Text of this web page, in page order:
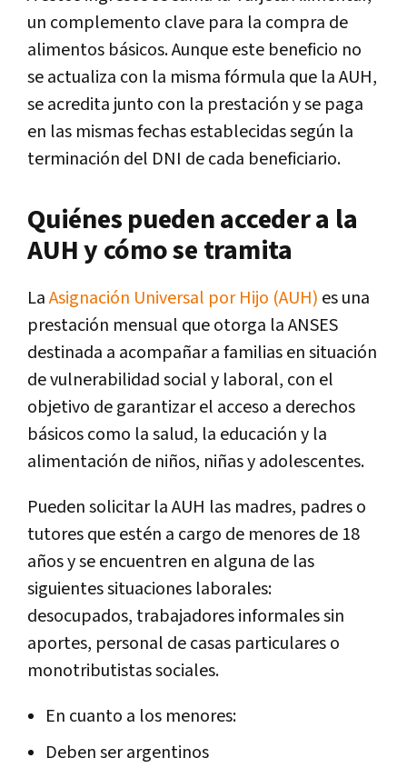
un complemento clave para la compra de
alimentos básicos. Aunque este beneficio no
se actualiza con la misma fórmula que la AUH,
se acredita junto con la prestación y se paga
en las mismas fechas establecidas según la
terminación del DNI de cada beneficiario.
Quiénes pueden acceder a la
AUH y cómo se tramita
LaAsignación Universal por Hijo (AUH) es una
prestación mensual que otorga la ANSES
destinada a acompañar a familias en situación
de vulnerabilidad social y laboral, con el
objetivo de garantizar el acceso a derechos
básicos como la salud, la educación y la
alimentación de niños, niñas y adolescentes.
Pueden solicitar la AUH las madres, padres o
tutores que estén a cargo de menores de 18
años y se encuentren en alguna de las
siguientes situaciones laborales:
desocupados, trabajadores informales sin
aportes, personal de casas particulares o
monotributistas sociales.
En cuanto a los menores:
Deben ser argentinos